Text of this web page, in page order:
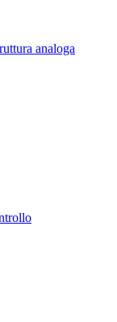
analoga